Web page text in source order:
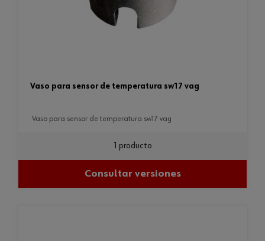
vaso para sensor de temperatura sw17 vag
vaso para sensor de temperatura sw17 vag
1 producto
Consultar versiones